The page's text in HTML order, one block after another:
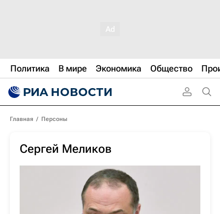
Политика В мире Экономика Общество
Главная / Персоны
Сергей Меликов